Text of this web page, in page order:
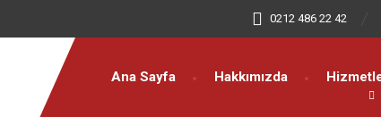
0212 486 22 42
Ana Sayfa Hakkımızda